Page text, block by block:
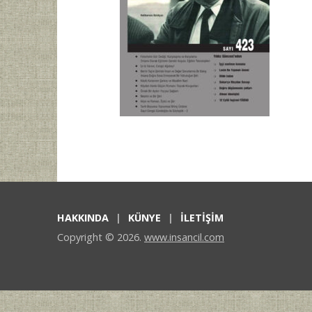
HAKKINDA KÜNYE
İLETİŞİM
Copyright © 2026. www.insancil.com